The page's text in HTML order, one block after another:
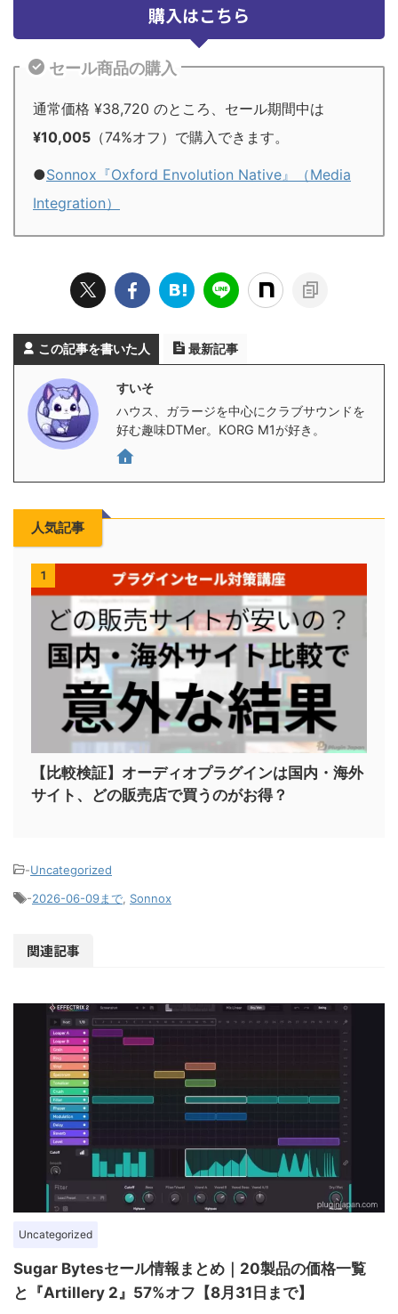
購入はこちら
セール商品の購入
通常価格 ¥38,720 のところ、セール期間中は
¥10,005 （74%オフ）で購入できます。
●Sonnox『Oxford Envolution Native』（Media
Integration）
この記事を書いた人 最新記事
すいそ
ハウス、ガラージを中心にクラブサウンドを
好む趣味DTMer。KORG M1が好き。
人気記事
1
【比較検証】オーディオプラグインは国内・海外
サイト、どの販売店で買うのがお得？
-Uncategorized
-2026-06-09まで Sonnox
関連記事
Uncategorized
Sugar Bytesセール情報まとめ｜20製品の価格一覧
と『Artillery 2』57%オフ【8月31日まで】